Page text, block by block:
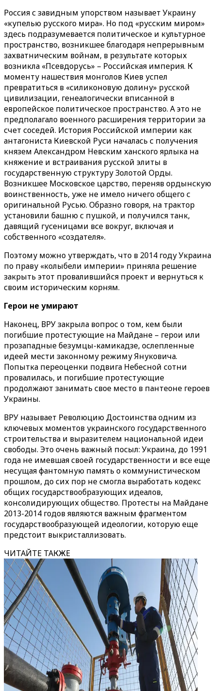
Россия с завидным упорством называет Украину
«купелью русского мира». Но под «русским миром»
здесь подразумевается политическое и культурное
пространство, возникшее благодаря непрерывным
захватническим войнам, в результате которых
возникла «Псевдорусь» – Российская империя. К
моменту нашествия монголов Киев успел
превратиться в «силиконовую долину» русской
цивилизации, генеалогически вписанной в
европейское политическое пространство. А это не
предполагало военного расширения территории за
счет соседей. История Российской империи как
антагониста Киевской Руси началась с получения
князем Александром Невским ханского ярлыка на
княжение и встраивания русской элиты в
государственную структуру Золотой Орды.
Возникшее Московское царство, переняв ордынскую
воинственность, уже не имело ничего общего с
оригинальной Русью. Образно говоря, на трактор
установили башню с пушкой, и получился танк,
давящий гусеницами все вокруг, включая и
собственного «создателя».
Поэтому можно утверждать, что в 2014 году Украина
по праву «колыбели империи» приняла решение
закрыть этот провалившийся проект и вернуться к
своим историческим корням.
Герои не умирают
Наконец, ВРУ закрыла вопрос о том, кем были
погибшие протестующие на Майдане – герои или
прозападные безумцы-камикадзе, ослепленные
идеей мести законному режиму Януковича.
Попытка переоценки подвига Небесной сотни
провалилась, и погибшие протестующие
продолжают занимать свое место в пантеоне героев
Украины.
ВРУ называет Революцию Достоинства одним из
ключевых моментов украинского государственного
строительства и выразителем национальной идеи
свободы. Это очень важный посыл: Украина, до 1991
года не имевшая своей государственности и все еще
несущая фантомную память о коммунистическом
прошлом, до сих пор не смогла выработать кодекс
общих государствообразующих идеалов,
консолидирующих общество. Протесты на Майдане
2013-2014 годов являются важным фрагментом
государствообразующей идеологии, которую еще
предстоит выкристаллизовать.
ЧИТАЙТЕ ТАКЖЕ